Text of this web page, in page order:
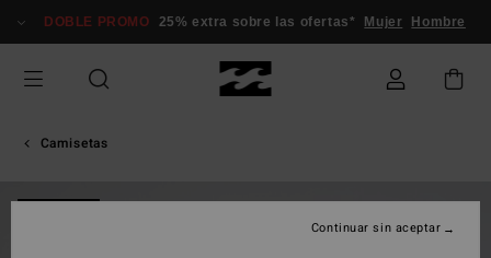
información
DOBLE PROMO 25% extra sobre las ofertas* Mujer Hombre
Camisetas
Continuar sin aceptar